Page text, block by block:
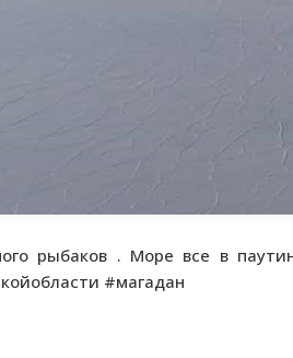
рыбаков . Море все в
#магадан